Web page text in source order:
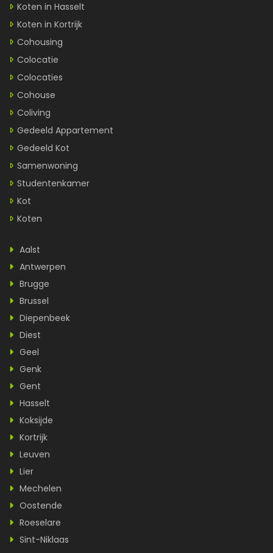
Koten in Hasselt
Koten in Kortrijk
Cohousing
Colocatie
Colocaties
Cohouse
Coliving
Gedeeld Appartement
Gedeeld Kot
Samenwoning
Studentenkamer
Kot
Koten
Aalst
Antwerpen
Brugge
Brussel
Diepenbeek
Diest
Geel
Genk
Gent
Hasselt
Koksijde
Kortrijk
Leuven
Lier
Mechelen
Oostende
Roeselare
Sint-Niklaas